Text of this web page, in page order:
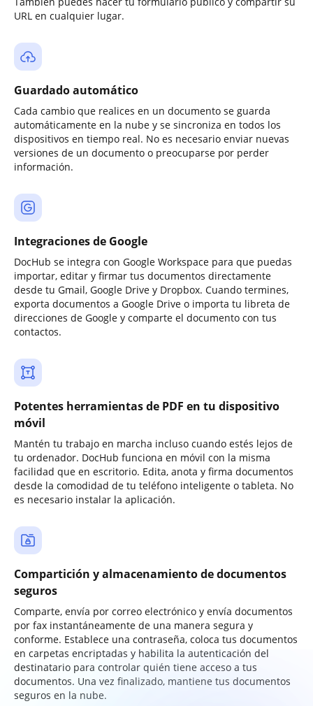
URL en cualquier lugar.
Guardado automático
Cada cambio que realices en un documento se guarda
automáticamente en la nube y se sincroniza en todos los
dispositivos en tiempo real. No es necesario enviar nuevas
versiones de un documento o preocuparse por perder
información.
Integraciones de Google
DocHub se integra con Google Workspace para que puedas
importar, editar y firmar tus documentos directamente
desde tu Gmail, Google Drive y Dropbox. Cuando termines,
exporta documentos a Google Drive o importa tu libreta de
direcciones de Google y comparte el documento con tus
contactos.
Potentes herramientas de PDF en tu dispositivo
móvil
Mantén tu trabajo en marcha incluso cuando estés lejos de
tu ordenador. DocHub funciona en móvil con la misma
facilidad que en escritorio. Edita, anota y firma documentos
desde la comodidad de tu teléfono inteligente o tableta. No
es necesario instalar la aplicación.
Compartición y almacenamiento de documentos
seguros
Comparte, envía por correo electrónico y envía documentos
por fax instantáneamente de una manera segura y
conforme. Establece una contraseña, coloca tus documentos
en carpetas encriptadas y habilita la autenticación del
destinatario para controlar quién tiene acceso a tus
documentos. Una vez finalizado, mantiene tus documentos
seguros en la nube.